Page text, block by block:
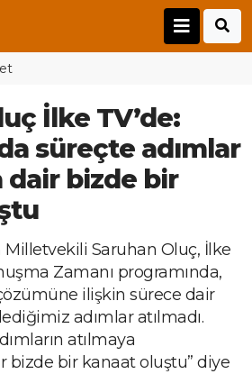
İlke TV’de:
süreçte adımlar
dair bizde bir
Saruhan Oluç, İlke
Zamanı programında,
ilişkin sürece dair
adımlar atılmadı.
atılmaya
bizde bir kanaat oluştu” diye